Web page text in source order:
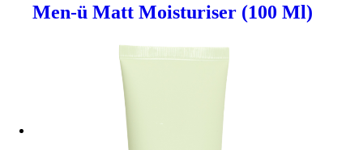
Men-ü Matt Moisturiser (100 Ml)